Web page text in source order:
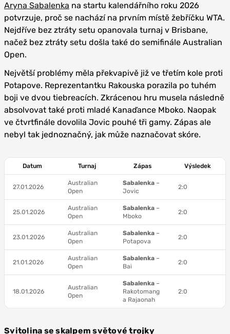
Aryna Sabalenka na startu kalendářního roku 2026
potvrzuje, proč se nachází na prvním místě žebříčku WTA.
Nejdříve bez ztráty setu opanovala turnaj v Brisbane,
načež bez ztráty setu došla také do semifinále Australian
Open.
Největší problémy měla překvapivě již ve třetím kole proti
Potapove. Reprezentantku Rakouska porazila po tuhém
boji ve dvou tiebreacích. Zkrácenou hru musela následně
absolvovat také proti mladé Kanaďance Mboko. Naopak
ve čtvrtfinále dovolila Jovic pouhé tři gamy. Zápas ale
nebyl tak jednoznačný, jak může naznačovat skóre.
Datum Turnaj Zápas Výsledek
27.01.2026
Australian
Open
Sabalenka –
Jovic
2:0
25.01.2026
Australian
Open
Sabalenka –
Mboko
2:0
23.01.2026
Australian
Open
Sabalenka –
Potapova
2:0
21.01.2026
Australian
Open
Sabalenka –
Bai
2:0
18.01.2026
Australian
Open
Sabalenka –
Rakotomang
a Rajaonah
2:0
Svitolina se skalpem světové trojky